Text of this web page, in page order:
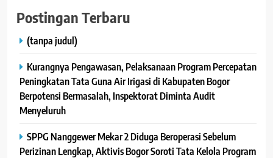
Postingan Terbaru
(tanpa judul)
Kurangnya Pengawasan, Pelaksanaan Program Percepatan
Peningkatan Tata Guna Air Irigasi di Kabupaten Bogor
Berpotensi Bermasalah, Inspektorat Diminta Audit
Menyeluruh
SPPG Nanggewer Mekar 2 Diduga Beroperasi Sebelum
Perizinan Lengkap, Aktivis Bogor Soroti Tata Kelola Program